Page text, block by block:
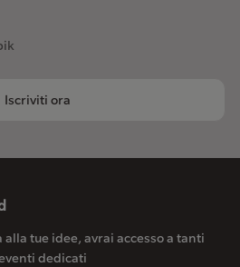
Iscriviti ora
tue idee, avrai accesso a tanti
dedicati